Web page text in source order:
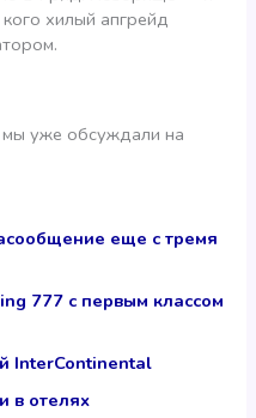
хилый апгрейд
мы уже обсуждали на
еще с тремя
777 с первым классом
InterContinental
в отелях